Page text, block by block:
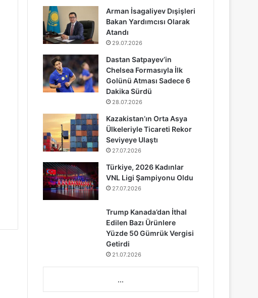
Arman İsagaliyev Dışişleri
Bakan Yardımcısı Olarak
Atandı
29.07.2026
Dastan Satpayev’in
Chelsea Formasıyla İlk
Golünü Atması Sadece 6
Dakika Sürdü
28.07.2026
Kazakistan’ın Orta Asya
Ülkeleriyle Ticareti Rekor
Seviyeye Ulaştı
27.07.2026
Türkiye, 2026 Kadınlar
VNL Ligi Şampiyonu Oldu
27.07.2026
Trump Kanada’dan İthal
Edilen Bazı Ürünlere
Yüzde 50 Gümrük Vergisi
Getirdi
21.07.2026
...